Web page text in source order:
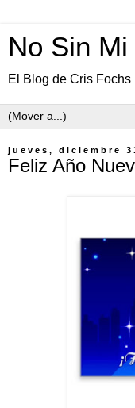
No Sin Mi
El Blog de Cris Fochs
jueves, diciembre
Feliz Año